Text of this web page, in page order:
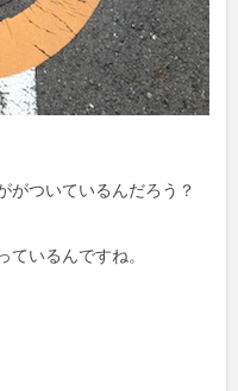
がついているんだろう？
いるんですね。